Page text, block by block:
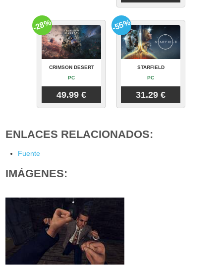
CRIMSON DESERT
PC
49.99 €
-28%
STARFIELD
PC
31.29 €
-55%
ENLACES RELACIONADOS:
Fuente
IMÁGENES: